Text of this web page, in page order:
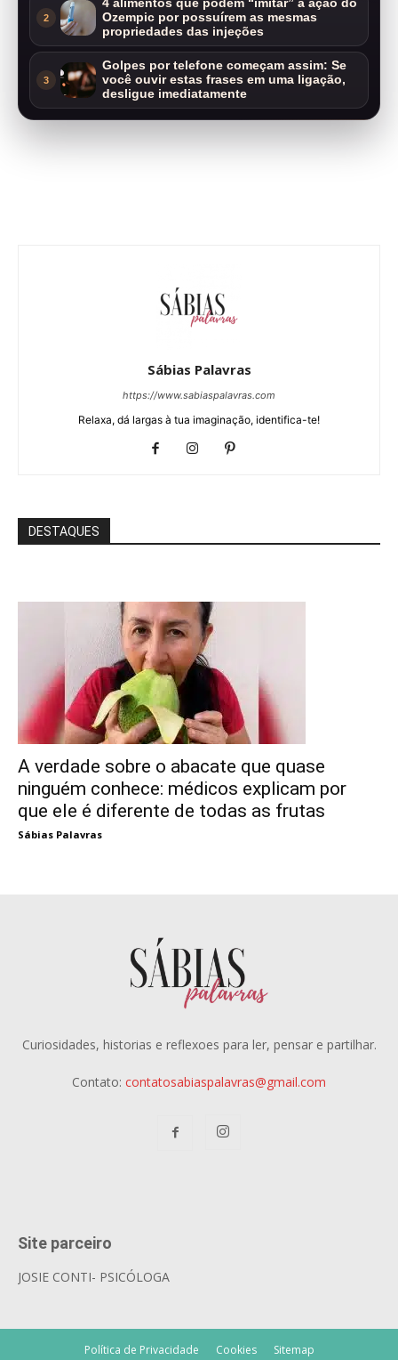
2
4 alimentos que podem “imitar” a ação do
Ozempic por possuírem as mesmas
propriedades das injeções
3
Golpes por telefone começam assim: Se
você ouvir estas frases em uma ligação,
desligue imediatamente
Sábias Palavras
https://www.sabiaspalavras.com
Relaxa, dá largas à tua imaginação, identifica-te!
DESTAQUES
A verdade sobre o abacate que quase
ninguém conhece: médicos explicam por
que ele é diferente de todas as frutas
Sábias Palavras
Curiosidades, historias e reflexoes para ler, pensar e partilhar.
Contato: contatosabiaspalavras@gmail.com
Site parceiro
JOSIE CONTI- PSICÓLOGA
Política de Privacidade Cookies Sitemap